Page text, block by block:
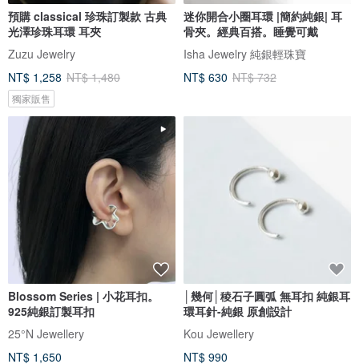
預購 classical 珍珠訂製款 古典
光澤珍珠耳環 耳夾
Zuzu Jewelry
NT$ 1,258 NT$ 1,480
獨家販售
迷你開合小圈耳環 |簡約純銀| 耳
骨夾。經典百搭。睡覺可戴
Isha Jewelry 純銀輕珠寶
NT$ 630 NT$ 732
Blossom Series | 小花耳扣。
925純銀訂製耳扣
25°N Jewellery
NT$ 1,650
│幾何│稜石子圓弧 無耳扣 純銀耳
環耳針-純銀 原創設計
Kou Jewellery
NT$ 990